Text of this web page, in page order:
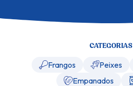
CATEGORIAS
Frangos Peixes
Empanados